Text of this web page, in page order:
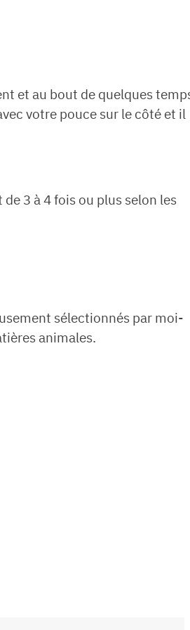
et au bout de quelques
votre pouce sur le côté et il
3 à 4 fois ou plus selon les
sélectionnés par moi-
animales.